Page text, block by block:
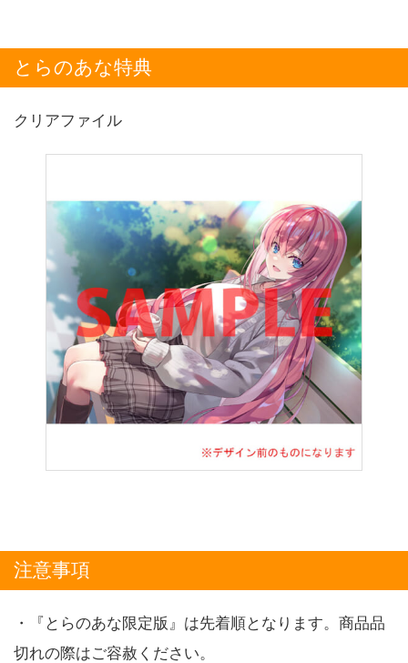
とらのあな特典
クリアファイル
注意事項
・『とらのあな限定版』は先着順となります。商品品
切れの際はご容赦ください。